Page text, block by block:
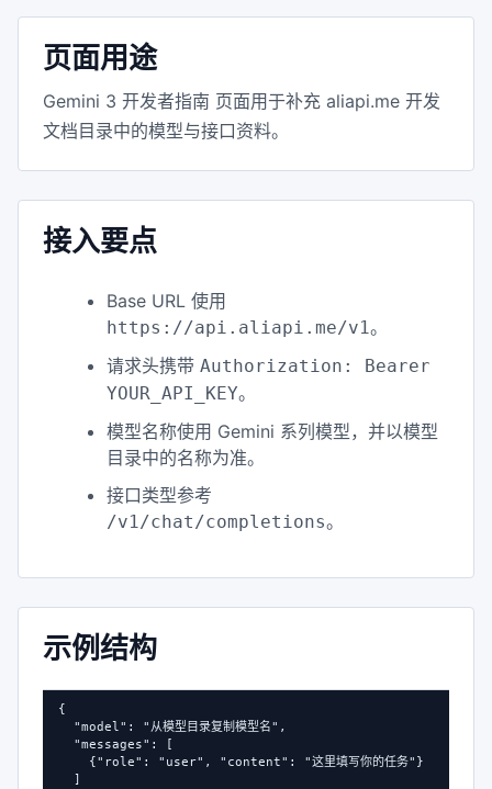
页面用途
Gemini 3 开发者指南 页面用于补充 aliapi.me 开发
文档目录中的模型与接口资料。
接入要点
Base URL 使用
https://api.aliapi.me/v1。
请求头携带 Authorization: Bearer
YOUR_API_KEY。
模型名称使用 Gemini 系列模型，并以模型
目录中的名称为准。
接口类型参考
/v1/chat/completions。
示例结构
{
  "model": "从模型目录复制模型名",
  "messages": [
    {"role": "user", "content": "这里填写你的任务"}
  ]